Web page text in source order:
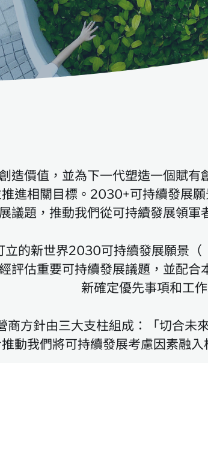
造價值，並為下一代塑造一個賦
進相關目標。2030+可持續發展
議題，推動我們從可持續發展領軍
的新世界2030可持續發展願景
評估重要可持續發展議題，並配
新確定優先事項和工作
方針由三大支柱組成：「切合未
動我們將可持續發展考慮因素融